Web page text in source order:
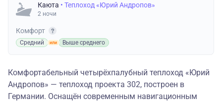
Каюта • Теплоход «Юрий Андропов»
2 ночи
Комфорт
Средний Выше среднего
Комфортабельный четырёхпалубный теплоход «Юрий
Андропов» — теплоход проекта 302, построен в
Германии. Оснащён современным навигационным